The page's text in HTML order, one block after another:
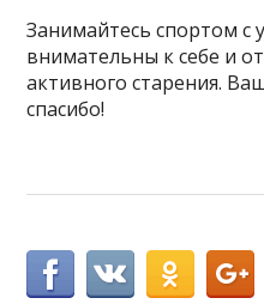
Занимайтесь спортом с
внимательны к себе и
активного старения.
спасибо!